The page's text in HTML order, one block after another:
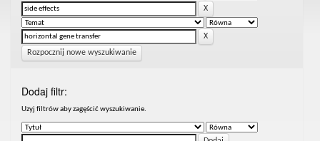
Rozpocznij nowe wyszukiwanie
Dodaj filtr:
Uzyj filtrów aby zagęścić wyszukiwanie.